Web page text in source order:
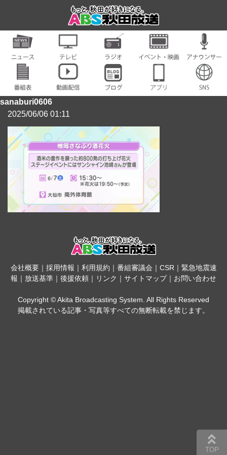
sanaburi0606
2025/06/06 01:11
会社概要｜ 採用情報 ｜ 利用規約 ｜ 番組審議会 ｜ CSR｜ 緊急地震速
報 ｜ 放送基準 ｜ 後援依頼 ｜ リンク ｜ サイトマップ｜ お問い合わせ
Copyright © Akita Broadcasting System. All Rights Reserved
掲載されている記事・写真等すべての無断転載を禁じます。